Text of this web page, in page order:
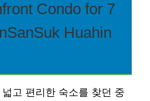
Condo for 7
Huahin
고 편리한 숙소를 찾던 중